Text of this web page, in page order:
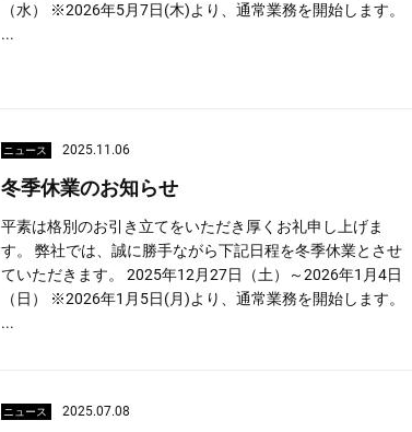
（水） ※2026年5月7日(木)より、通常業務を開始します。
...
ニュース 2025.11.06
冬季休業のお知らせ
平素は格別のお引き立てをいただき厚くお礼申し上げま
す。 弊社では、誠に勝手ながら下記日程を冬季休業とさせ
ていただきます。 2025年12月27日（土）～2026年1月4日
（日） ※2026年1月5日(月)より、通常業務を開始します。
...
ニュース 2025.07.08